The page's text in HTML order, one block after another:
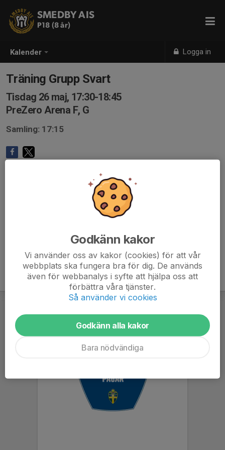
Kalender Logga in
SMEDBY AIS
P18 (8 år)
Träning Grupp Svart
Tisdag 26 maj, 17:30-18:45
PreZero Arena F, G
Samling: 17:15
Godkänn kakor
Vi använder oss av kakor (cookies) för att vår
webbplats ska fungera bra för dig. De används
även för webbanalys i syfte att hjälpa oss att
förbättra våra tjänster.
Så använder vi cookies
Godkänn alla kakor
Bara nödvändiga